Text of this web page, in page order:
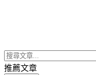
推薦文章